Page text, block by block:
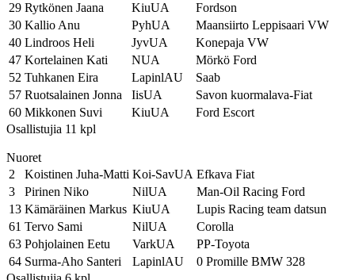
29 Rytkönen Jaana KiuUA
Fordson
30 Kallio Anu PyhUA
Maansiirto Leppisaari VW
40 Lindroos Heli JyvUA
Konepaja VW
47 Kortelainen Kati NUA
Mörkö Ford
52 Tuhkanen Eira LapinlAU
Saab
57 Ruotsalainen Jonna IisUA
Savon kuormalava-Fiat
60 Mikkonen Suvi KiuUA
Ford Escort
Osallistujia 11 kpl
Nuoret
2
Koistinen Juha-Matti Koi-SavUA Efkava Fiat
3
Pirinen Niko NilUA
Man-Oil Racing Ford
13 Kämäräinen Markus KiuUA
Lupis Racing team datsun
61 Tervo Sami NilUA
Corolla
63 Pohjolainen Eetu VarkUA
PP-Toyota
64 Surma-Aho Santeri LapinlAU
0 Promille BMW 328